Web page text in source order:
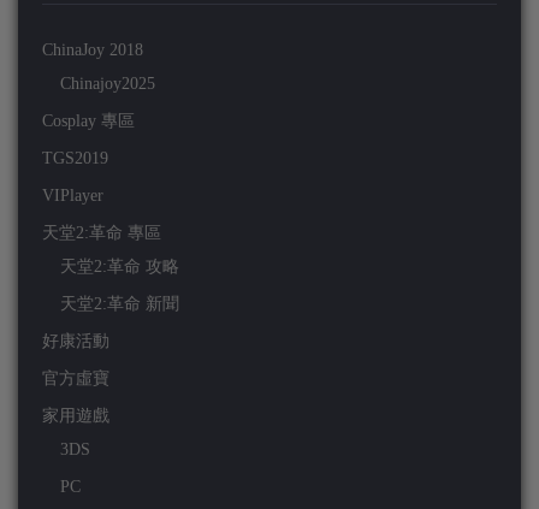
ChinaJoy 2018
Chinajoy2025
Cosplay 專區
TGS2019
VIPlayer
天堂2:革命 專區
天堂2:革命 攻略
天堂2:革命 新聞
好康活動
官方虛寶
家用遊戲
3DS
PC